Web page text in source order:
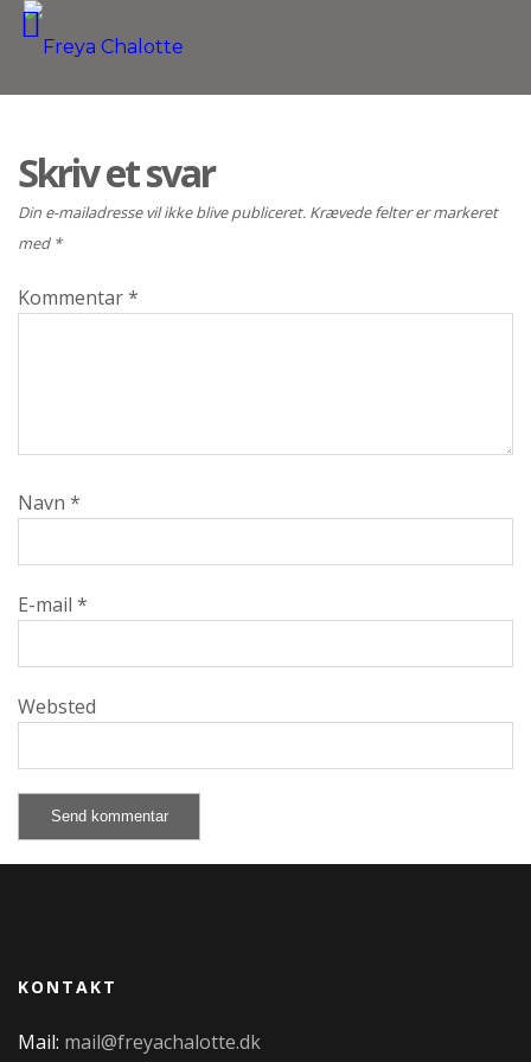
Skriv et svar
Din e-mailadresse vil ikke blive publiceret. Krævede felter er markeret
med *
Kommentar*
Navn *
E-mail *
Websted
KONTAKT
Mail: mail@freyachalotte.dk